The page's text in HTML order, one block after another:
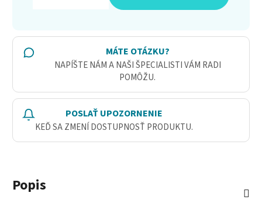
MÁTE OTÁZKU?
NAPÍŠTE NÁM A NAŠI ŠPECIALISTI VÁM RADI
POMÔŽU.
POSLAŤ UPOZORNENIE
KEĎ SA ZMENÍ DOSTUPNOSŤ PRODUKTU.
Popis